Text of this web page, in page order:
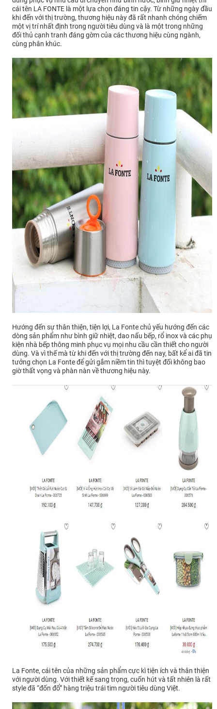
cái tên LA FONTE là một lựa chọn đáng tin cậy. Từ những ngày đầu
khi đến với thị trường, thương hiệu này đã rất nhanh chóng chiếm
một vị trí nhất định trong người tiêu dùng và là một trong những
đối thủ cạnh tranh đáng gờm của các thương hiệu cùng ngành,
cùng phân khúc.
Hướng đến sự thân thiện, tiện lợi, La Fonte chủ yếu hướng đến các
dòng sản phẩm như bình giữ nhiệt, dao nấu bếp, rổ inox và các phụ
kiện nhà bếp thông minh phục vụ mọi nhu cầu cần thiết cho người
dùng. Và vì thế mà từ khi đến với thị trường đến nay, bất kể ai đã tin
tưởng chọn La Fonte để gửi gắm niềm tin thì tuyệt đối không bao
giờ thất vọng và phàn nàn về thương hiệu này.
La Fonte, cái tên của những sản phẩm cực kì tiện ích và thân thiện
với người dùng. Với thiết kế sang trọng, cuốn hút và tất nhiên là rất
style đã “đốn đổ” hàng triệu trái tim người tiêu dùng Việt.